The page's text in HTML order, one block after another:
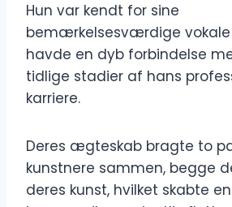
Hun var kendt for sine
bemærkelsesværdige vokale
havde en dyb forbindelse
tidlige stadier af hans
karriere.
Deres ægteskab bragte to
kunstnere sammen, begge
deres kunst, hvilket skabte